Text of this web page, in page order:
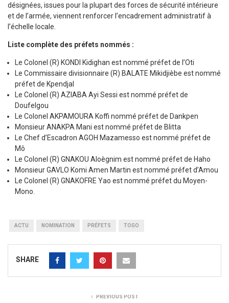
désignées, issues pour la plupart des forces de sécurité intérieure
et de l’armée, viennent renforcer l’encadrement administratif à
l’échelle locale.
Liste complète des préfets nommés :
Le Colonel (R) KONDI Kidighan est nommé préfet de l’Oti
Le Commissaire divisionnaire (R) BALATE Mikidjièbe est nommé
préfet de Kpendjal
Le Colonel (R) AZIABA Ayi Sessi est nommé préfet de
Doufelgou
Le Colonel AKPAMOURA Koffi nommé préfet de Dankpen
Monsieur ANAKPA Mani est nommé préfet de Blitta
Le Chef d’Escadron AGOH Mazamesso est nommé préfet de
Mô
Le Colonel (R) GNAKOU Aloègnim est nommé préfet de Haho
Monsieur GAVLO Komi Amen Martin est nommé préfet d’Amou
Le Colonel (R) GNAKOFRE Yao est nommé préfet du Moyen-
Mono.
ACTU NOMINATION PRÉFETS TOGO
SHARE
PREVIOUS POST